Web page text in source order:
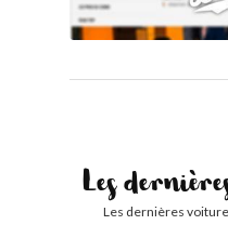
Les
Les dernières